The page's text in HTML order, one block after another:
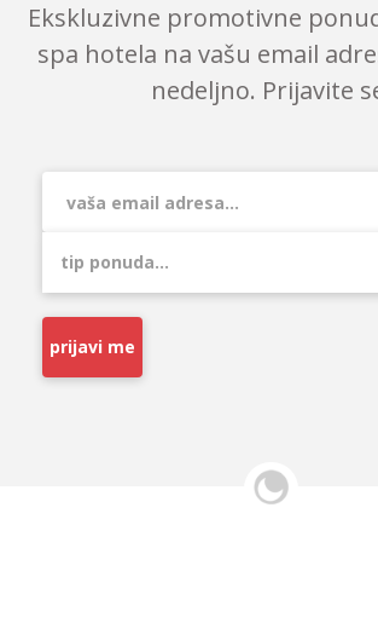
Ekskluzivne promotivne
spa hotela na vašu email
nedeljno. Prijavite
prijavi me